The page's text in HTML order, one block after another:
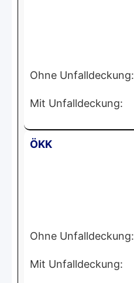
Ohne Unfalldeckung:
Mit Unfalldeckung:
ÖKK
Ohne Unfalldeckung:
Mit Unfalldeckung: